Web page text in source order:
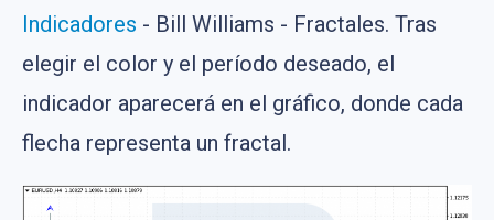
Indicadores - Bill Williams - Fractales. Tras
elegir el color y el período deseado, el
indicador aparecerá en el gráfico, donde cada
flecha representa un fractal.